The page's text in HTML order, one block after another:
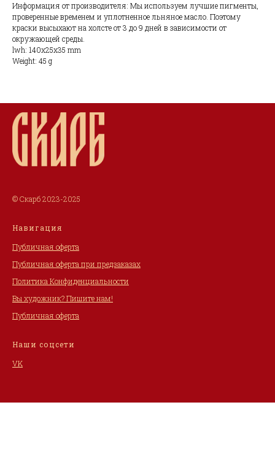
Информация от производителя: Мы используем лучшие пигменты,
проверенные временем и уплотненное льняное масло. Поэтому
краски высыхают на холсте от 3 до 9 дней в зависимости от
окружающей среды.
lwh: 140x25x35 mm
Weight: 45 g
© Скарб 2023-2025
Навигация
Публичная оферта
Публичная оферта при предзаказах
Политика Конфиденциальности
Вы художник? Пишите нам!
Публичная оферта
Наши соцсети
VK